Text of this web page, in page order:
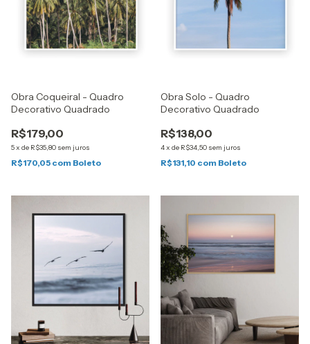
Obra Coqueiral - Quadro
Decorativo Quadrado
R$179,00
5x de R$35,80 sem juros
R$170,05 com Boleto
Obra Solo - Quadro
Decorativo Quadrado
R$138,00
4x de R$34,50 sem juros
R$131,10 com Boleto